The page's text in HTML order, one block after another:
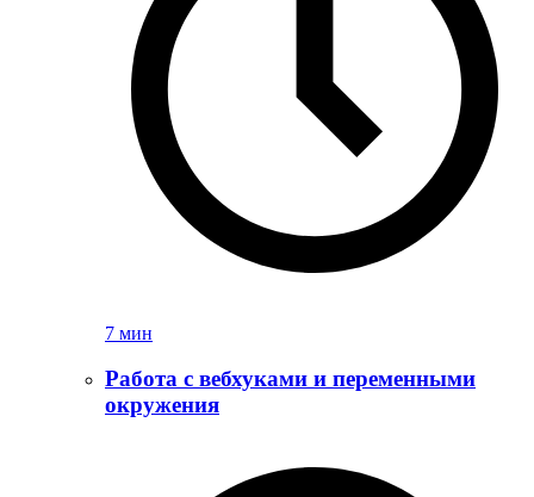
7 мин
Работа с вебхуками и переменными
окружения